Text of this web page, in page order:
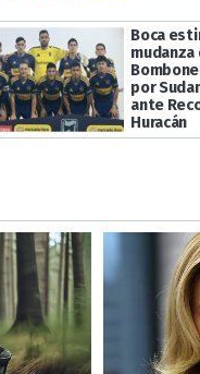
Boca
mudanza
por
ante
Huracán